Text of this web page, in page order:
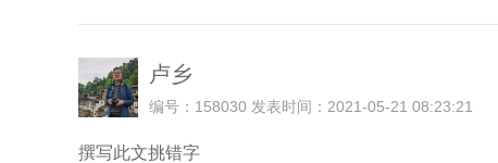
卢乡
编号：158030 发表时间：2021-05-21 08:23:21
撰写此文挑错字